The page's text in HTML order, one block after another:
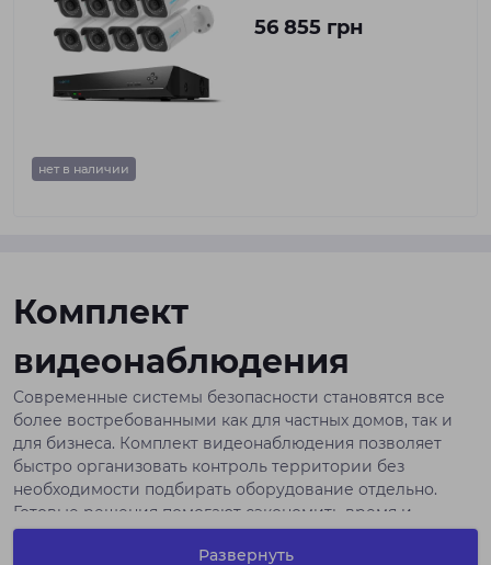
нет в наличии
56 855 грн
Комплект
видеонаблюдения
Современные системы безопасности становятся все
более востребованными как для частных домов, так и
для бизнеса. Комплект видеонаблюдения позволяет
быстро организовать контроль территории без
необходимости подбирать оборудование отдельно.
Готовые решения помогают сэкономить время и
получить совместимые устройства для стабильной
Развернуть